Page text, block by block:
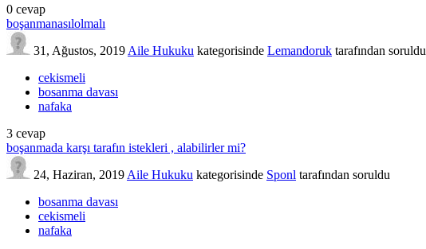
0 cevap
boşanmanasılolmalı
31, Ağustos, 2019 Aile Hukuku kategorisinde Lemandoruk tarafından soruldu
cekismeli
bosanma davası
nafaka
3 cevap
boşanmada karşı tarafın istekleri , alabilirler mi?
24, Haziran, 2019 Aile Hukuku kategorisinde Sponl tarafından soruldu
bosanma davası
cekismeli
nafaka